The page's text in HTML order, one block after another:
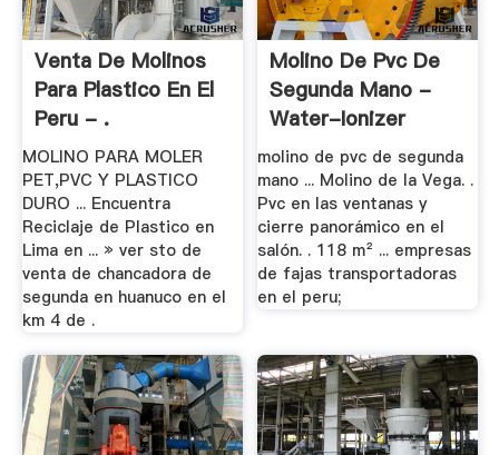
Venta De Molinos
Para Plastico En El
Peru - .
MOLINO PARA MOLER
PET,PVC Y PLASTICO
DURO ... Encuentra
Reciclaje de Plastico en
Lima en ... » ver sto de
venta de chancadora de
segunda en huanuco en el
km 4 de .
Molino De Pvc De
Segunda Mano -
Water-Ionizer
molino de pvc de segunda
mano ... Molino de la Vega. .
Pvc en las ventanas y
cierre panorámico en el
salón. . 118 m² ... empresas
de fajas transportadoras
en el peru;